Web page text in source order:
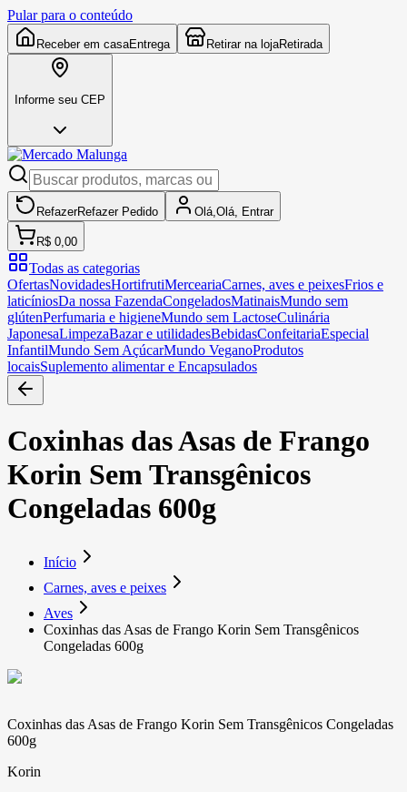
Pular para o conteúdo
Receber em casaEntrega Retirar na lojaRetirada
Informe seu CEP
RefazerRefazer Pedido Olá, Olá, Entrar
R$ 0,00
Todas as categorias
OfertasNovidadesHortifrutiMerceariaCarnes, aves e peixesFrios e
laticíniosDa nossa FazendaCongeladosMatinaisMundo sem
glútenPerfumaria e higieneMundo sem LactoseCulinária
JaponesaLimpezaBazar e utilidadesBebidasConfeitariaEspecial
InfantilMundo Sem AçúcarMundo VeganoProdutos
locaisSuplemento alimentar e Encapsulados
Coxinhas das Asas de Frango
Korin Sem Transgênicos
Congeladas 600g
Início
Carnes, aves e peixes
Aves
Coxinhas das Asas de Frango Korin Sem Transgênicos
Congeladas 600g
Coxinhas das Asas de Frango Korin Sem Transgênicos Congeladas
600g
Korin